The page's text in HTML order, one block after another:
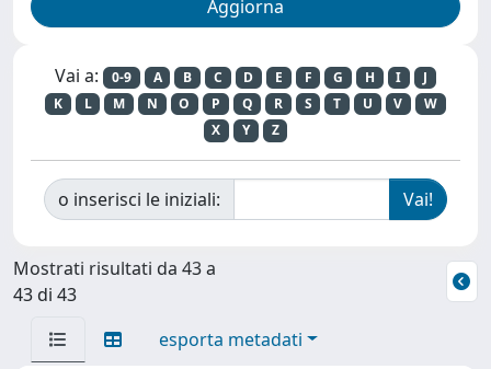
Vai a: 0-9 A B C D E F G H I
J
K
L M N O P Q R S T U V
W
X
Y Z
o inserisci le iniziali:
Mostrati risultati da 43 a
43 di 43
esporta metadati